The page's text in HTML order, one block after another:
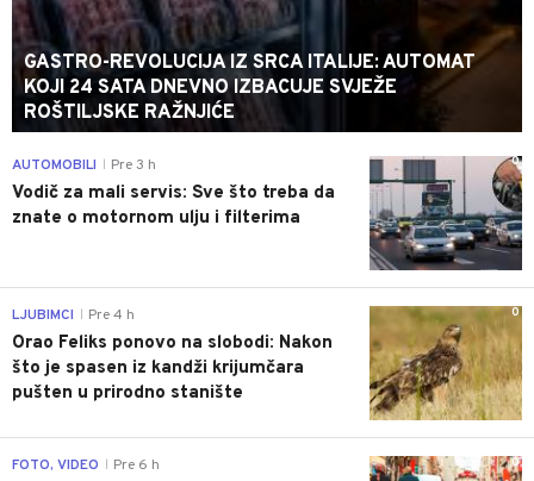
GASTRO-REVOLUCIJA IZ SRCA ITALIJE: AUTOMAT
KOJI 24 SATA DNEVNO IZBACUJE SVJEŽE
ROŠTILJSKE RAŽNJIĆE
0
AUTOMOBILI Pre 3 h
Vodič za mali servis: Sve što treba da
znate o motornom ulju i filterima
0
LJUBIMCI Pre 4 h
Orao Feliks ponovo na slobodi: Nakon
što je spasen iz kandži krijumčara
pušten u prirodno stanište
0
FOTO, VIDEO Pre 6 h